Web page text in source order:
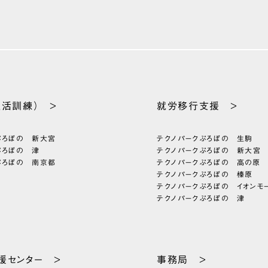
活訓練） >
ろぼの 新大宮
ろぼの 津
ろぼの 南京都
就労移行支援 >
テクノパーク ぷろぼの 生駒
テクノパーク ぷろぼの 新大宮
テクノパーク ぷろぼの 高の原
テクノパーク ぷろぼの 榛原
テクノパーク ぷろぼの イオンモ
テクノパーク ぷろぼの 津
センター > 事務局 >